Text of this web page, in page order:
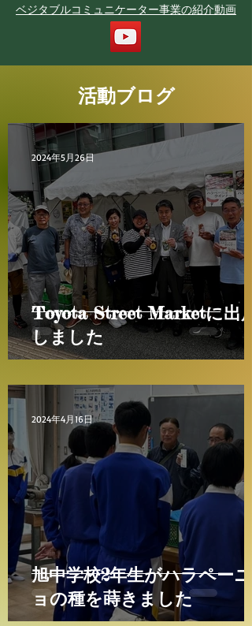
ベジタブルコミュニケーター事業の紹介動画
活動ブログ
Toyota Street Marketに出店
しました
2024年5月26日
旭中学校2年生がハラペーニ
ョの種を蒔きました
2024年4月16日